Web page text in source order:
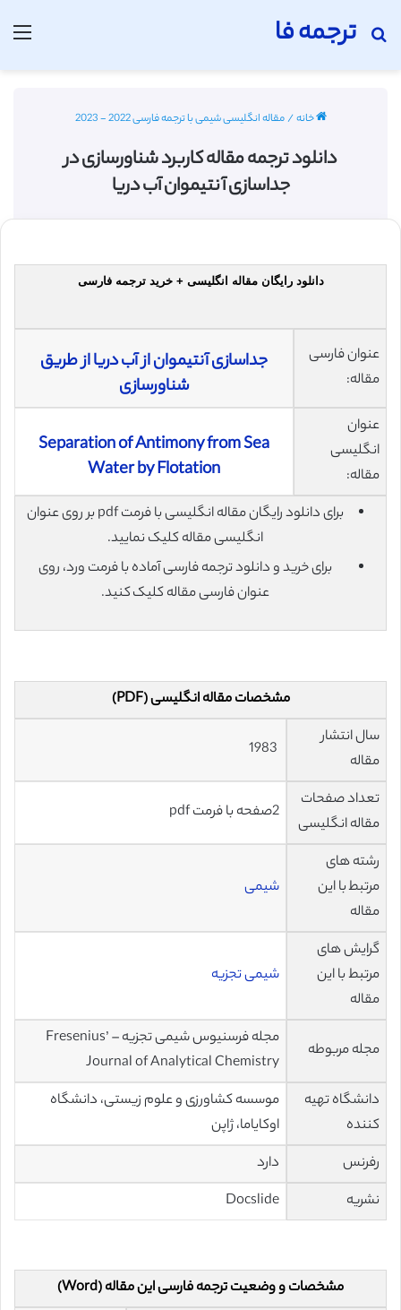
ترجمه فا
جستجو برای
خانه/مقاله انگلیسی شیمی با ترجمه فارسی 2022 - 2023
دانلود ترجمه مقاله کاربرد شناورسازی در
جداسازی آنتیموان آب دریا
دانلود رایگان مقاله انگلیسی + خرید ترجمه فارسی
عنوان فارسی
مقاله:
جداسازی آنتیموان از آب دریا از طریق
شناورسازی
عنوان
انگلیسی
مقاله:
Separation of Antimony from Sea
Water by Flotation
برای دانلود رایگان مقاله انگلیسی با فرمت pdf بر روی عنوان
انگلیسی مقاله کلیک نمایید.
برای خرید و دانلود ترجمه فارسی آماده با فرمت ورد، روی
عنوان فارسی مقاله کلیک کنید.
مشخصات مقاله انگلیسی (PDF)
سال انتشار
مقاله
تعداد صفحات
مقاله انگلیسی
2صفحه با فرمت pdf
رشته های
مرتبط با این
مقاله
شیمی
گرایش های
مرتبط با این
مقاله
شیمی تجزیه
مجله مربوطه
مجله فرسنیوس شیمی تجزیه – Fresenius’
Journal of Analytical Chemistry
دانشگاه تهیه
کننده
موسسه کشاورزی و علوم زیستی، دانشگاه
اوکایاما، ژاپن
رفرنس
دارد
نشریه
Docslide
مشخصات و وضعیت ترجمه فارسی این مقاله (Word)